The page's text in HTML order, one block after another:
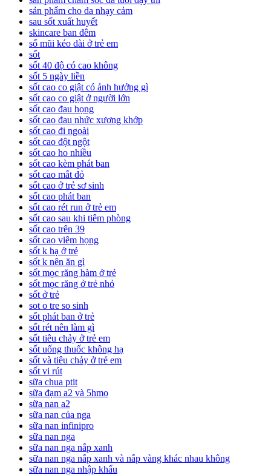
sản phẩm cho da nhạy cảm
sau sốt xuất huyết
skincare ban đêm
sổ mũi kéo dài ở trẻ em
sốt
sốt 40 độ có cao không
sốt 5 ngày liền
sốt cao co giật có ảnh hưởng gì
sốt cao co giật ở người lớn
sốt cao đau họng
sốt cao đau nhức xương khớp
sốt cao đi ngoài
sốt cao đột ngột
sốt cao ho nhiều
sốt cao kèm phát ban
sốt cao mắt đỏ
sốt cao ở trẻ sơ sinh
sốt cao phát ban
sốt cao rét run ở trẻ em
sốt cao sau khi tiêm phòng
sốt cao trên 39
sốt cao viêm họng
sốt k hạ ở trẻ
sốt k nên ăn gì
sốt mọc răng hàm ở trẻ
sốt mọc răng ở trẻ nhỏ
sốt ở trẻ
sot o tre so sinh
sốt phát ban ở trẻ
sốt rét nên làm gì
sốt tiêu chảy ở trẻ em
sốt uống thuốc không hạ
sốt và tiêu chảy ở trẻ em
sốt vi rút
sữa chua ptit
sữa đạm a2 và 5hmo
sữa nan a2
sữa nan của nga
sữa nan infinipro
sữa nan nga
sữa nan nga nắp xanh
sữa nan nga nắp xanh và nắp vàng khác nhau không
sữa nan nga nhập khẩu